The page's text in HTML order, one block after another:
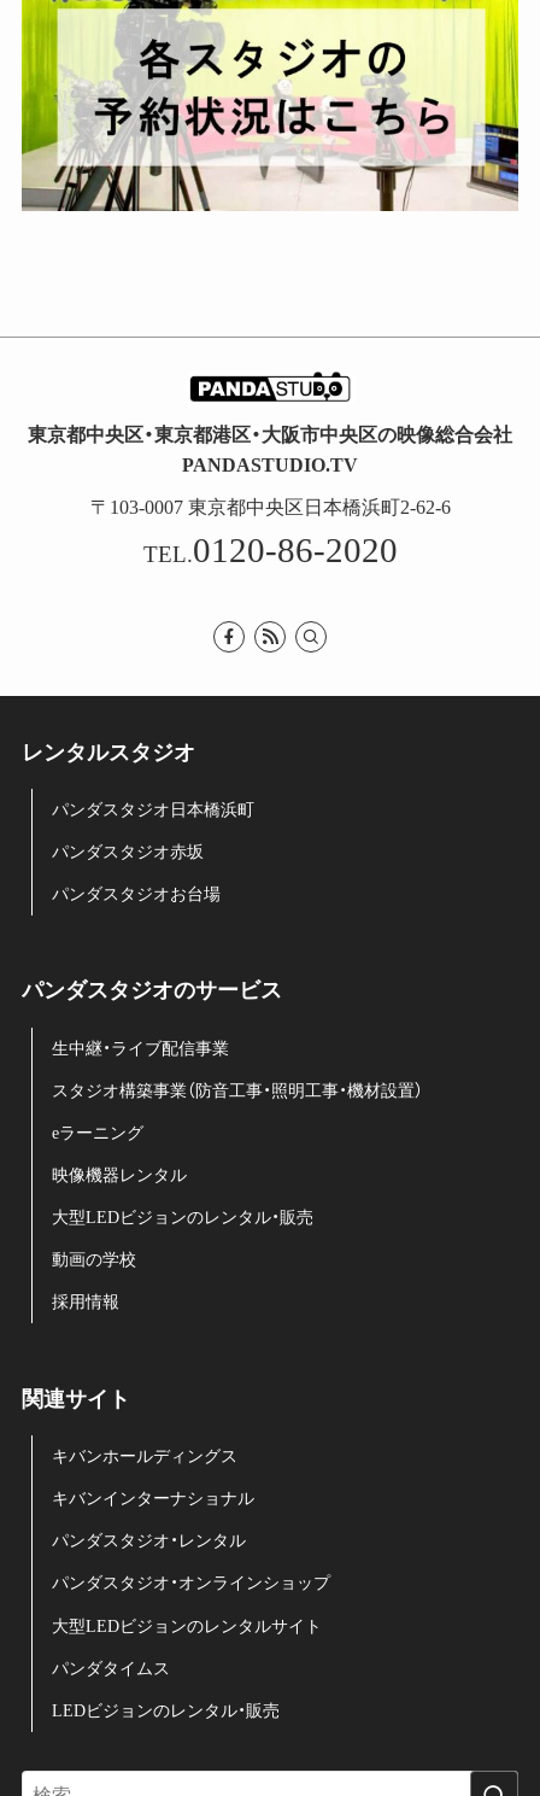
東京都中央区・東京都港区・大阪市中央区の映像総合会社
PANDASTUDIO.TV
〒103-0007 東京都中央区日本橋浜町2-62-6
TEL.0120-86-2020
レンタルスタジオ
パンダスタジオ日本橋浜町
パンダスタジオ赤坂
パンダスタジオお台場
パンダスタジオのサービス
生中継・ライブ配信事業
スタジオ構築事業（防音工事・照明工事・機材設置）
eラーニング
映像機器レンタル
大型LEDビジョンのレンタル・販売
動画の学校
採用情報
関連サイト
キバンホールディングス
キバンインターナショナル
パンダスタジオ・レンタル
パンダスタジオ・オンラインショップ
大型LEDビジョンのレンタルサイト
パンダタイムス
LEDビジョンのレンタル・販売